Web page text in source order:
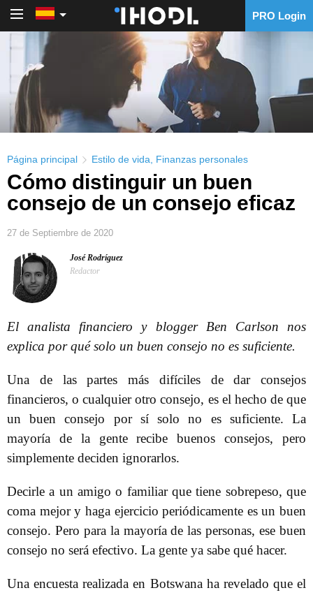
PRO Login
Página principal Estilo de vida Finanzas personales
Cómo distinguir un buen
consejo de un consejo eficaz
27 de Septiembre de 2020
José Rodríguez
Redactor
El analista financiero y blogger Ben Carlson nos
explica por qué solo un buen consejo no es suficiente.
Una de las partes más difíciles de dar consejos
financieros, o cualquier otro consejo, es el hecho de que
un buen consejo por sí solo no es suficiente. La
mayoría de la gente recibe buenos consejos, pero
simplemente deciden ignorarlos.
Decirle a un amigo o familiar que tiene sobrepeso, que
coma mejor y haga ejercicio periódicamente es un buen
consejo. Pero para la mayoría de las personas, ese buen
consejo no será efectivo. La gente ya sabe qué hacer.
Una encuesta realizada en Botswana ha revelado que el